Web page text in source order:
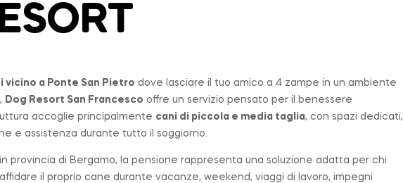
vicino a Ponte San Pietro dove lasciare il tuo amico a 4 zampe in un ambiente
Dog Resort San Francesco offre un servizio pensato per il benessere
accoglie principalmente cani di piccola e media taglia, con spazi dedicati,
e assistenza durante tutto il soggiorno.
provincia di Bergamo, la pensione rappresenta una soluzione adatta per chi
il proprio cane durante vacanze, weekend, viaggi di lavoro, impegni